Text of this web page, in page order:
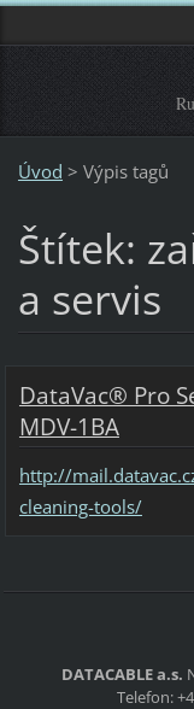
Úvod > Výpis tagů
Štítek:
a servis
DataVac® Pro
MDV-1BA
http://
cleaning-tools/
DATACABLE a.s.
Telefon: